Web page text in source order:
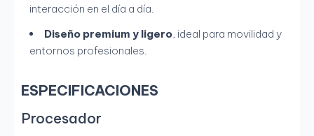
interacción en el día a día.
Diseño premium y ligero, ideal para movilidad y
entornos profesionales.
ESPECIFICACIONES
Procesador